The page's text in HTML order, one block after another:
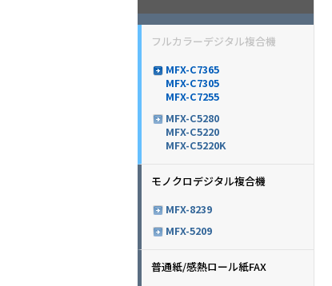
フルカラーデジタル複合機
MFX-C7365
MFX-C7305
MFX-C7255
MFX-C5280
MFX-C5220
MFX-C5220K
モノクロデジタル複合機
MFX-8239
MFX-5209
普通紙/感熱ロール紙FAX